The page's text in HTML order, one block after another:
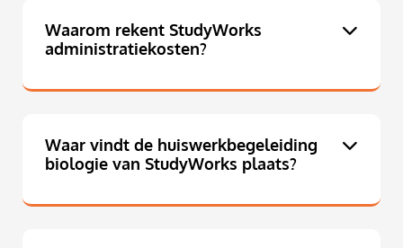
Waarom rekent StudyWorks
administratiekosten?
Waar vindt de huiswerkbegeleiding
biologie van StudyWorks plaats?